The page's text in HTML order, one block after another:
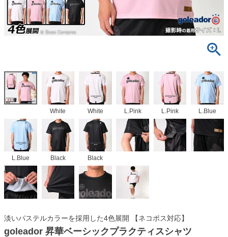
White White L.Pink L.Pink L.Blue
L.Blue Black Black
淡いパステルカラーを採用した4色展開 【ネコポス対応】
goleador 昇華ベーシックプラクティスシャツ